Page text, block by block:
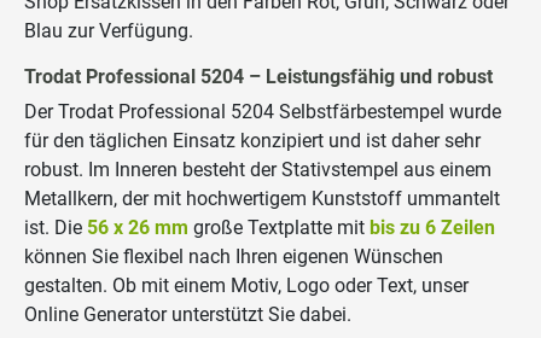
Blau zur Verfügung.
Trodat Professional 5204 – Leistungsfähig und robust
Der Trodat Professional 5204 Selbstfärbestempel wurde
für den täglichen Einsatz konzipiert und ist daher sehr
robust. Im Inneren besteht der Stativstempel aus einem
Metallkern, der mit hochwertigem Kunststoff ummantelt
ist. Die 56 x 26 mm große Textplatte mit bis zu 6 Zeilen
können Sie flexibel nach Ihren eigenen Wünschen
gestalten. Ob mit einem Motiv, Logo oder Text, unser
Online Generator unterstützt Sie dabei.